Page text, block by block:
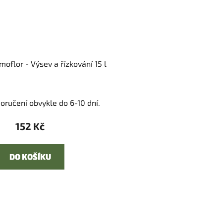
- Výsev a řízkování 15 l
obvykle do 6-10 dní.
152 Kč
DO KOŠÍKU